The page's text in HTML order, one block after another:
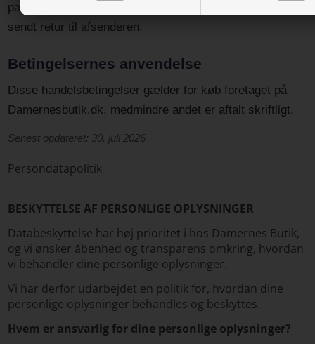
pakkeboks eller posthus, bliver ikke afhentet og vil blive
sendt retur til afsenderen.
Betingelsernes anvendelse
Disse handelsbetingelser gælder for køb foretaget på
Damernesbutik.dk, medmindre andet er aftalt skriftligt.
Senest opdateret: 30. juli 2026
Persondatapolitik
BESKYTTELSE AF PERSONLIGE OPLYSNINGER
Databeskyttelse har høj prioritet i hos Damernes Butik,
og vi ønsker åbenhed og transparens omkring, hvordan
vi behandler dine personlige oplysninger.
Vi har derfor udarbejdet en politik for, hvordan dine
personlige oplysninger behandles og beskyttes.
Hvem er ansvarlig for dine personlige oplysninger?